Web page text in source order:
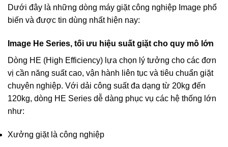
Dưới đây là những dòng máy giặt công nghiệp Image phổ
biến và được tin dùng nhất hiện nay:
Image He Series, tối ưu hiệu suất giặt cho quy mô lớn
Dòng HE (High Efficiency) lựa chọn lý tưởng cho các đơn
vị cần năng suất cao, vận hành liên tục và tiêu chuẩn giặt
chuyên nghiệp. Với dải công suất đa dạng từ 20kg đến
120kg, dòng HE Series dễ dàng phục vụ các hệ thống lớn
như:
Xưởng giặt là công nghiệp